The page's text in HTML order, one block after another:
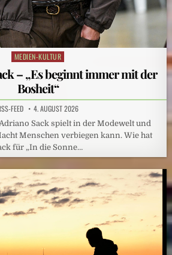
Posted
MEDIEN-KULTUR
– „Es beginnt immer mit der
Bosheit“
FEED 4. AUGUST 2026
Sack spielt in der Modewelt und
Menschen verbiegen kann. Wie hat
für „In die Sonne…